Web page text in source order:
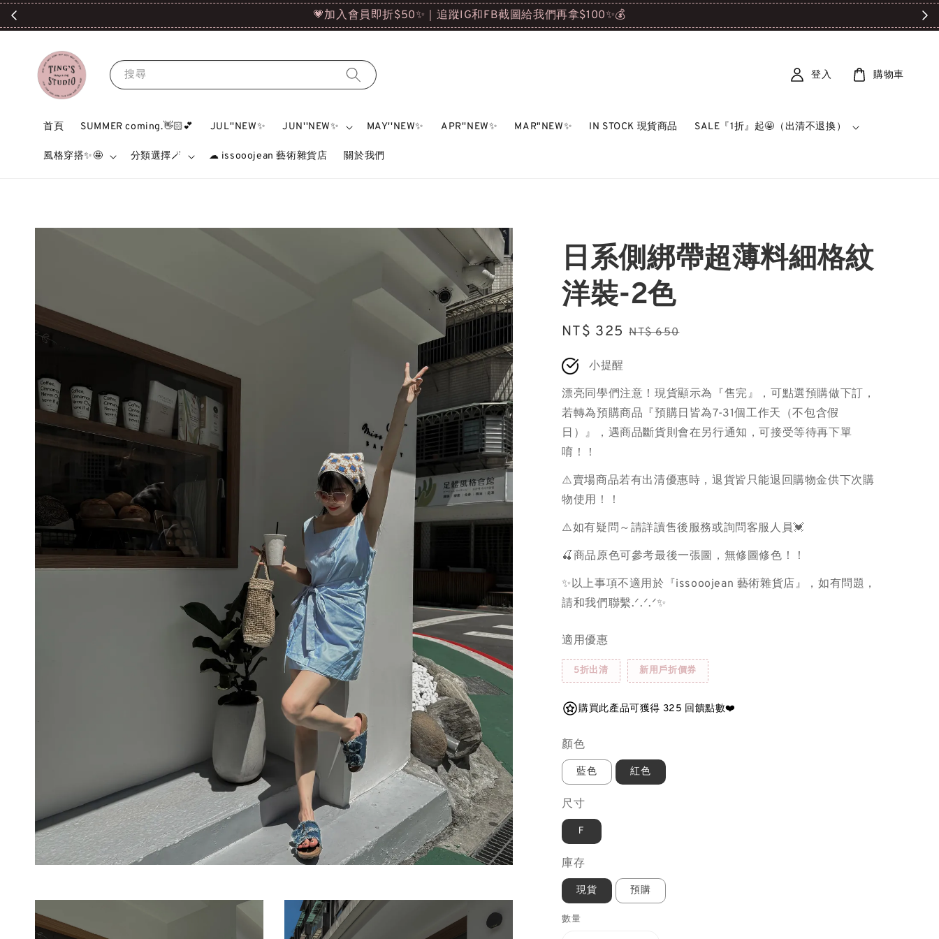
💗加入會員即折$50✨｜追蹤IG和FB截圖給我們再拿$100✨💰
搜尋
首頁 SUMMER coming.👋🏻💕 JUL''NEW✨ JUN''NEW✨ MAY''NEW✨ APR''NEW✨ MAR"NEW✨ IN STOCK 現貨商品 SALE『1折』起🤩（出清不退換）
風格穿搭✨🤩 分類選擇🪄 ☁ issooojean 藝術雜貨店 關於我們
登入 購物車
日系側綁帶超薄料細格紋
洋裝-2色
Sale
NT$ 325 Regular
NT$ 650
小提醒
漂亮同學們注意！現貨顯示為『售完』，可點選預購做下訂，
若轉為預購商品『預購日皆為7-31個工作天（不包含假
日）』，遇商品斷貨則會在另行通知，可接受等待再下單
唷！！
⚠️賣場商品若有出清優惠時，退貨皆只能退回購物金供下次購
物使用！！
⚠️如有疑問～請詳讀售後服務或詢問客服人員💓
🍒商品原色可參考最後一張圖，無修圖修色！！
✨以上事項不適用於『issooojean 藝術雜貨店』，如有問題，
請和我們聯繫.ᐟ.ᐟ.ᐟ✨
適用優惠
5折出清 新用戶折價券
購買此產品可獲得 325 回饋點數❤️
顏色
藍色 紅色
尺寸
Ｆ
庫存
現貨 預購
數量